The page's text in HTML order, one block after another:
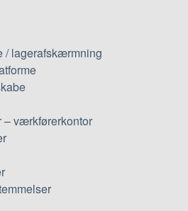
/ lagerafskærmning
– værkførerkontor